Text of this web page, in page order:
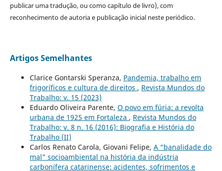
publicar uma tradução, ou como capítulo de livro), com
reconhecimento de autoria e publicação inicial neste periódico.
Artigos Semelhantes
Clarice Gontarski Speranza, Pandemia, trabalho em
frigoríficos e cultura de direitos , Revista Mundos do
Trabalho: v. 15 (2023)
Eduardo Oliveira Parente, O povo em fúria: a revolta
urbana de 1925 em Fortaleza , Revista Mundos do
Trabalho: v. 8 n. 16 (2016): Biografia e História do
Trabalho (II)
Carlos Renato Carola, Giovani Felipe, A “banalidade do
mal” socioambiental na história da indústria
carbonífera catarinense: acidentes, sofrimentos e